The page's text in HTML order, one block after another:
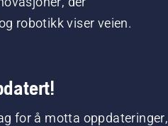
robotikk viser veien.
for å motta oppdateringer,